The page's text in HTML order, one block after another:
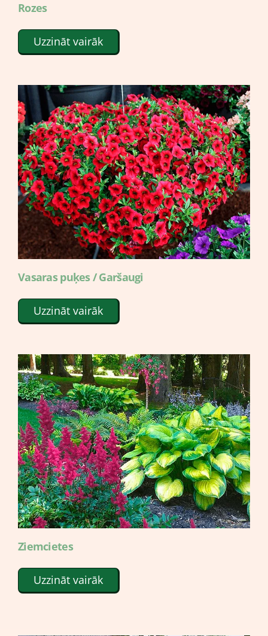
Rozes
Uzzināt vairāk
Vasaras puķes / Garšaugi
Uzzināt vairāk
Ziemcietes
Uzzināt vairāk